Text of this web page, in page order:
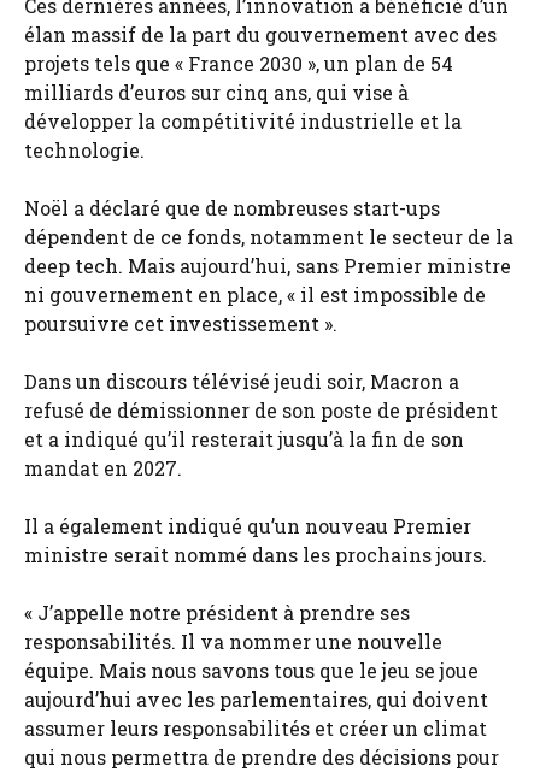
Ces dernières années, l’innovation a bénéficié d’un
élan massif de la part du gouvernement avec des
projets tels que « France 2030 », un plan de 54
milliards d’euros sur cinq ans, qui vise à
développer la compétitivité industrielle et la
technologie.
Noël a déclaré que de nombreuses start-ups
dépendent de ce fonds, notamment le secteur de la
deep tech. Mais aujourd’hui, sans Premier ministre
ni gouvernement en place, « il est impossible de
poursuivre cet investissement ».
Dans un discours télévisé jeudi soir, Macron a
refusé de démissionner de son poste de président
et a indiqué qu’il resterait jusqu’à la fin de son
mandat en 2027.
Il a également indiqué qu’un nouveau Premier
ministre serait nommé dans les prochains jours.
« J’appelle notre président à prendre ses
responsabilités. Il va nommer une nouvelle
équipe. Mais nous savons tous que le jeu se joue
aujourd’hui avec les parlementaires, qui doivent
assumer leurs responsabilités et créer un climat
qui nous permettra de prendre des décisions pour